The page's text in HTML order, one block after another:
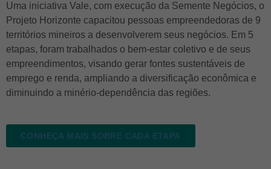
Uma iniciativa Vale, com execução da Semente Negócios, o
Projeto Horizonte capacitou pessoas empreendedoras de 9
territórios mineiros a desenvolverem seus negócios. Em 5
etapas, foram trabalhados o bem-estar coletivo e de seus
empreendimentos, visando gerar fontes sustentáveis de
emprego e renda, ampliando a diversificação econômica e
diminuindo a minério-dependência das regiões.
CONHEÇA MAIS SOBRE CADA ETAPA